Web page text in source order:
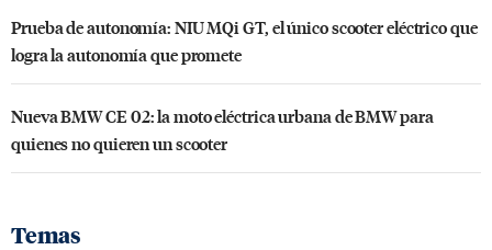
Prueba de autonomía: NIU MQi GT, el único scooter eléctrico que
logra la autonomía que promete
Nueva BMW CE 02: la moto eléctrica urbana de BMW para
quienes no quieren un scooter
Temas